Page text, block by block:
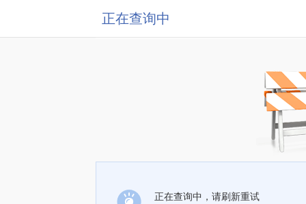
正在查询中
正在查询中，请刷新重试